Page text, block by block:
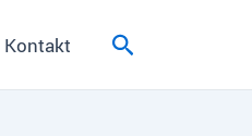
Kontakt Suchen